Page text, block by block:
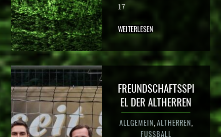
17
WEITERLESEN
FREUNDSCHAFTSSPI
EL DER ALTHERREN
ALLGEMEIN,ALTHERREN,
FUSSBALL